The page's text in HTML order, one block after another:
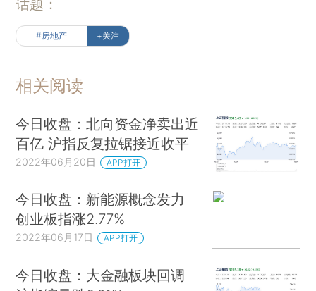
话题：
#房地产 +关注
相关阅读
今日收盘：北向资金净卖出近
百亿 沪指反复拉锯接近收平
2022年06月20日 APP打开
今日收盘：新能源概念发力
创业板指涨2.77%
2022年06月17日 APP打开
今日收盘：大金融板块回调